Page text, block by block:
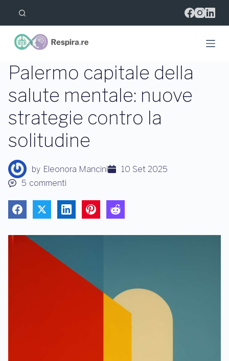
l
l
c
n
t
n
t
o
Palermo capitale della
salute mentale: nuove
strategie contro la
solitudine
by Eleonora Mancini
10 Set 2025
5 commenti